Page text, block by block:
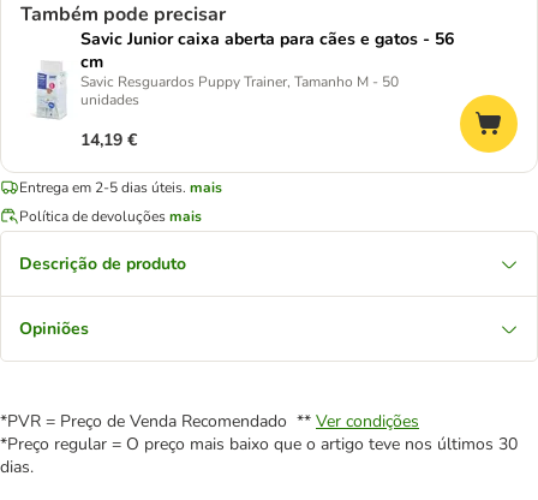
Também pode precisar
Savic Junior caixa aberta para cães e gatos - 56
cm
Savic Resguardos Puppy Trainer, Tamanho M - 50
unidades
14,19 €
Entrega em 2-5 dias úteis. mais
Política de devoluçõesmais
Descrição de produto
Opiniões
*PVR = Preço de Venda Recomendado ** Ver condições
*Preço regular = O preço mais baixo que o artigo teve nos últimos 30
dias.